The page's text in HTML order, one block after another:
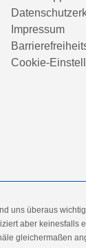
Impressum
Cookie-
uns überaus
aber keinesfalls
gleichermaßen